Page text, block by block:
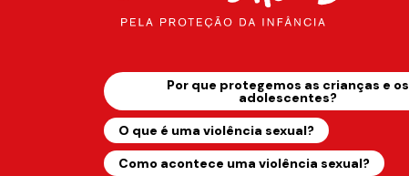
Por que protegemos as crianças e os
adolescentes?
O que é uma violência sexual?
Como acontece uma violência sexual?